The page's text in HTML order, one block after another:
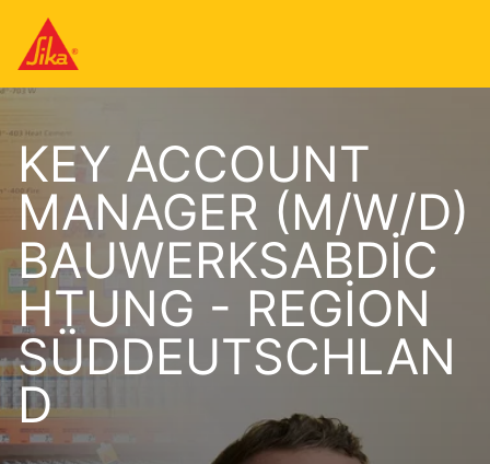
KEY ACCOUNT
MANAGER (M/W/D)
BAUWERKSABDIC
HTUNG - REGION
SÜDDEUTSCHLAN
D